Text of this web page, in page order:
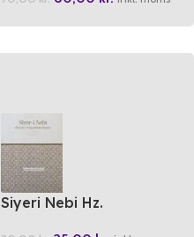
Siyeri Nebi Hz.